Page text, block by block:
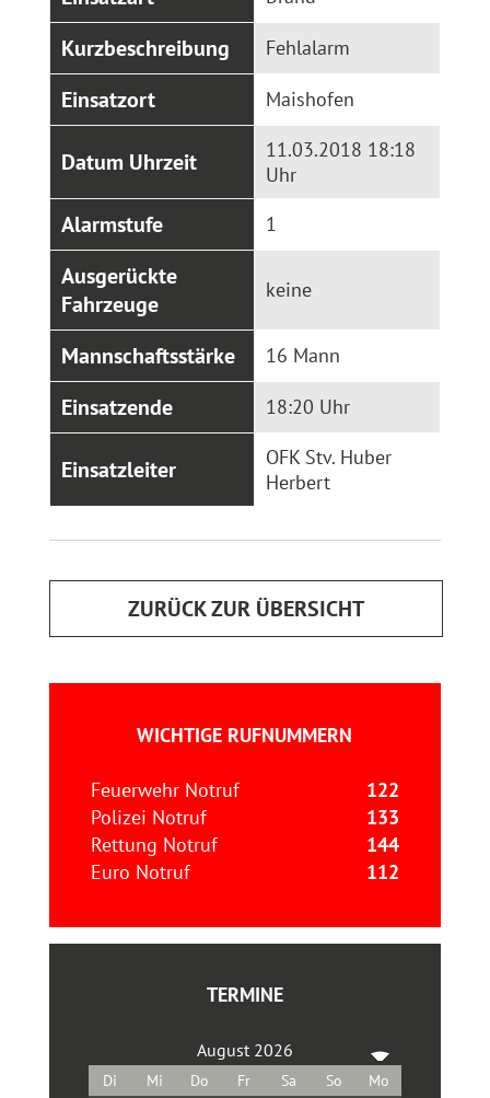
Kurzbeschreibung Fehlalarm
Einsatzort Maishofen
Datum Uhrzeit
11.03.2018 18:18
Uhr
Alarmstufe 1
Ausgerückte
Fahrzeuge
keine
Mannschaftsstärke 16 Mann
Einsatzende 18:20 Uhr
Einsatzleiter
OFK Stv. Huber
Herbert
ZURÜCK ZUR ÜBERSICHT
WICHTIGE RUFNUMMERN
Feuerwehr Notruf
122
Polizei Notruf
133
Rettung Notruf
144
Euro Notruf
112
TERMINE
August 2026